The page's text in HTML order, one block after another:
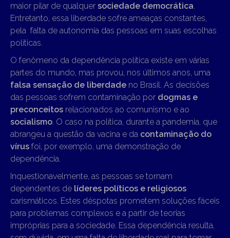
maior pilar de qualquer sociedade democrática
Entretanto, essa liberdade sofre ameaças constantes,
pela falta de autonomia das pessoas em suas escolhas
políticas.
O fenômeno da dependência política existe em várias
partes do mundo, mas provou, nos últimos anos, uma
falsa sensação de liberdade no Brasil. As decisões
das pessoas sofrem contaminação por dogmas e
preconceitos relacionados ao comunismo e ao
socialismo . O caso na política, durante a pandemia, que
abrangeu a questão da vacina e da contaminação do
vírus foi, por exemplo, uma demonstração de
dependência.
Inquestionavelmente, as pessoas se tornam
dependentes de líderes políticos e religiosos
carismáticos. Estes déspotas prometem soluções fáceis
para problemas complexos e a partir de teorias
impróprias para a sociedade. Essa dependência resulta,